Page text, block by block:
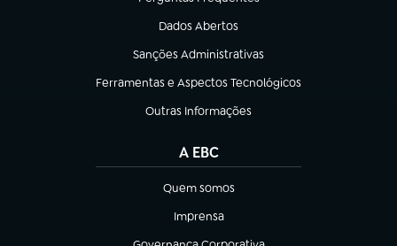
Dados Abertos
(abre em nova aba)
Sanções Administrativas
(abre em nova aba)
Ferramentas e Aspectos Tecnológicos
(abre em nova aba)
Outras Informações
(abre em nova aba)
A EBC
Quem somos
(abre em nova aba)
Imprensa
(abre em nova aba)